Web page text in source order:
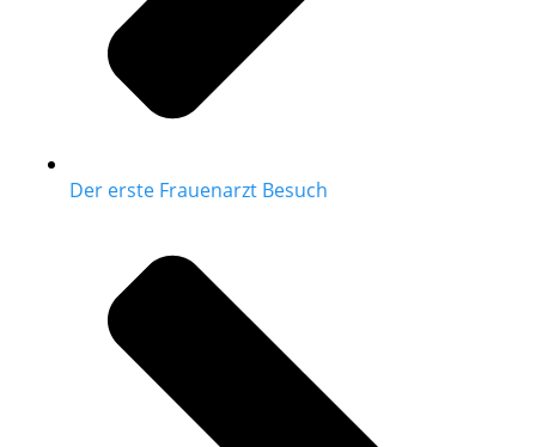
Der erste Frauenarzt Besuch